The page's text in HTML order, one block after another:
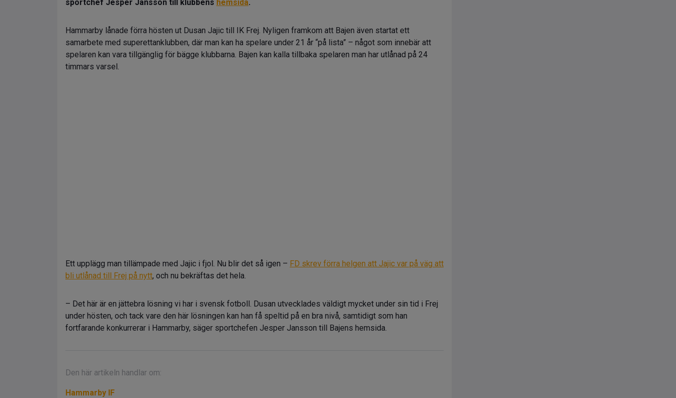
sportchef Jesper Jansson till klubbens hemsida.
Hammarby lånade förra hösten ut Dusan Jajic till IK Frej. Nyligen framkom att Bajen även startat ett
samarbete med superettanklubben, där man kan ha spelare under 21 år “på lista” – något som innebär att
spelaren kan vara tillgänglig för bägge klubbarna. Bajen kan kalla tillbaka spelaren man har utlånad på 24
timmars varsel.
Ett upplägg man tillämpade med Jajic i fjol. Nu blir det så igen – FD skrev förra helgen att Jajic var på väg att
bli utlånad till Frej på nytt, och nu bekräftas det hela.
– Det här är en jättebra lösning vi har i svensk fotboll. Dusan utvecklades väldigt mycket under sin tid i Frej
under hösten, och tack vare den här lösningen kan han få speltid på en bra nivå, samtidigt som han
fortfarande konkurrerar i Hammarby, säger sportchefen Jesper Jansson till Bajens hemsida.
Den här artikeln handlar om:
Hammarby IF